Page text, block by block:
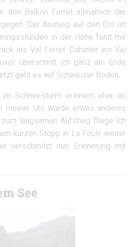
den Balkon Ferret allmählich der
Der Anstieg auf den Col ist
in der Höhe fehlt mir
ins Val Ferret. Dahinter ins Val
überschritt ich ganz am Ende
geht es auf Schweizer Boden.
Schneesturm erinnern eher an
meiner Uhr würde etwas anderes
langsamen Aufstieg fliege ich
kurzen Stopp in La Fouly weiter
verschmilzt nun Erinnerung mit
See